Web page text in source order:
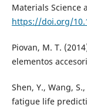
Materials Science
https://doi.org/
Piovan, M. T.
elementos
Shen, Y., Wang,
fatigue life